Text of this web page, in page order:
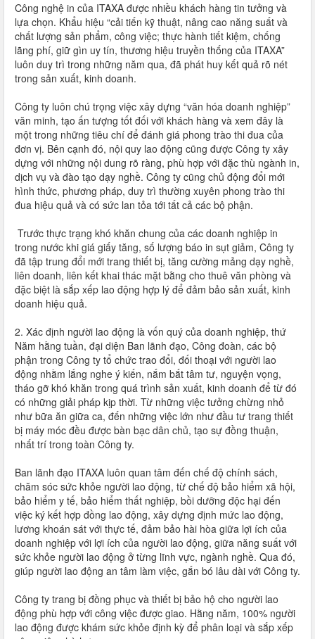
Công nghệ in của ITAXA được nhiều khách hàng tin tưởng và
lựa chọn. Khẩu hiệu “cải tiến kỹ thuật, nâng cao năng suất và
chất lượng sản phẩm, công việc; thực hành tiết kiệm, chống
lãng phí, giữ gìn uy tín, thương hiệu truyền thống của ITAXA”
luôn duy trì trong những năm qua, đã phát huy kết quả rõ nét
trong sản xuất, kinh doanh.
Công ty luôn chú trọng việc xây dựng “văn hóa doanh nghiệp”
văn minh, tạo ấn tượng tốt đối với khách hàng và xem đây là
một trong những tiêu chí để đánh giá phong trào thi đua của
đơn vị. Bên cạnh đó, nội quy lao động cũng được Công ty xây
dựng với những nội dung rõ ràng, phù hợp với đặc thù ngành in,
dịch vụ và đào tạo dạy nghề. Công ty cũng chủ động đổi mới
hình thức, phương pháp, duy trì thường xuyên phong trào thi
đua hiệu quả và có sức lan tỏa tới tất cả các bộ phận.
Trước thực trạng khó khăn chung của các doanh nghiệp in
trong nước khi giá giấy tăng, số lượng báo in sụt giảm, Công ty
đã tập trung đổi mới trang thiết bị, tăng cường mảng dạy nghề,
liên doanh, liên kết khai thác mặt bằng cho thuê văn phòng và
đặc biệt là sắp xếp lao động hợp lý để đảm bảo sản xuất, kinh
doanh hiệu quả.
2. Xác định người lao động là vốn quý của doanh nghiệp, thứ
Năm hằng tuần, đại diện Ban lãnh đạo, Công đoàn, các bộ
phận trong Công ty tổ chức trao đổi, đối thoại với người lao
động nhằm lắng nghe ý kiến, nắm bắt tâm tư, nguyện vọng,
tháo gỡ khó khăn trong quá trình sản xuất, kinh doanh để từ đó
có những giải pháp kịp thời. Từ những việc tưởng chừng nhỏ
như bữa ăn giữa ca, đến những việc lớn như đầu tư trang thiết
bị máy móc đều được bàn bạc dân chủ, tạo sự đồng thuận,
nhất trí trong toàn Công ty.
Ban lãnh đạo ITAXA luôn quan tâm đến chế độ chính sách,
chăm sóc sức khỏe người lao động, từ chế độ bảo hiểm xã hội,
bảo hiểm y tế, bảo hiểm thất nghiệp, bồi dưỡng độc hại đến
việc ký kết hợp đồng lao động, xây dựng định mức lao động,
lương khoán sát với thực tế, đảm bảo hài hòa giữa lợi ích của
doanh nghiệp với lợi ích của người lao động, giữa năng suất với
sức khỏe người lao động ở từng lĩnh vực, ngành nghề. Qua đó,
giúp người lao động an tâm làm việc, gắn bó lâu dài với Công ty.
Công ty trang bị đồng phục và thiết bị bảo hộ cho người lao
động phù hợp với công việc được giao. Hằng năm, 100% người
lao động được khám sức khỏe định kỳ để phân loại và sắp xếp